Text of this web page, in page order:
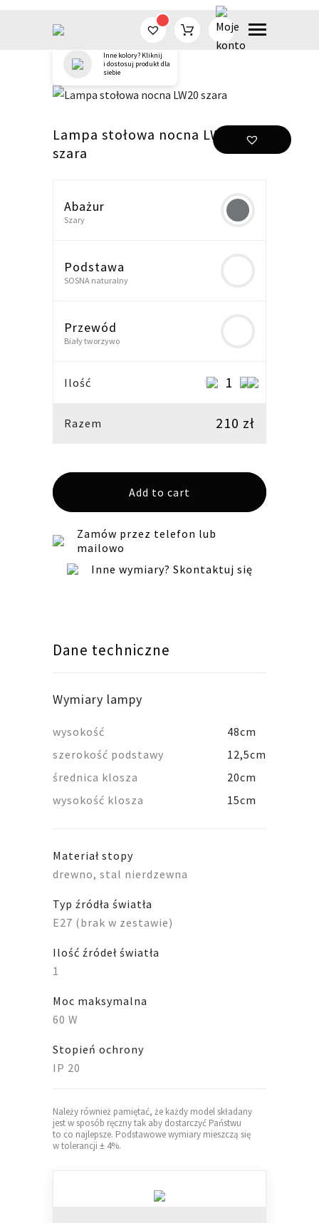
Inne kolory? Kliknij
i dostosuj produkt dla
siebie
Lampa stołowa nocna LW20
szara
Abażur
Szary
Podstawa
SOSNA naturalny
Przewód
Biały tworzywo
Ilość
Lampa
nocna
quantity
Razem 210 zł
Add to cart
Zamów przez telefon lub
mailowo
Inne wymiary? Skontaktuj się
Dane techniczne
Wymiary lampy
wysokość
48cm
szerokość podstawy
12,5cm
średnica klosza
20cm
wysokość klosza
15cm
Materiał stopy
drewno, stal nierdzewna
Typ źródła światła
E27 (brak w zestawie)
Ilość źródeł światła
1
Moc maksymalna
60 W
Stopień ochrony
IP 20
Należy również pamiętać, że każdy model składany
jest w sposób ręczny tak aby dostarczyć Państwu
to co najlepsze. Podstawowe wymiary mieszczą się
w tolerancji ± 4%.